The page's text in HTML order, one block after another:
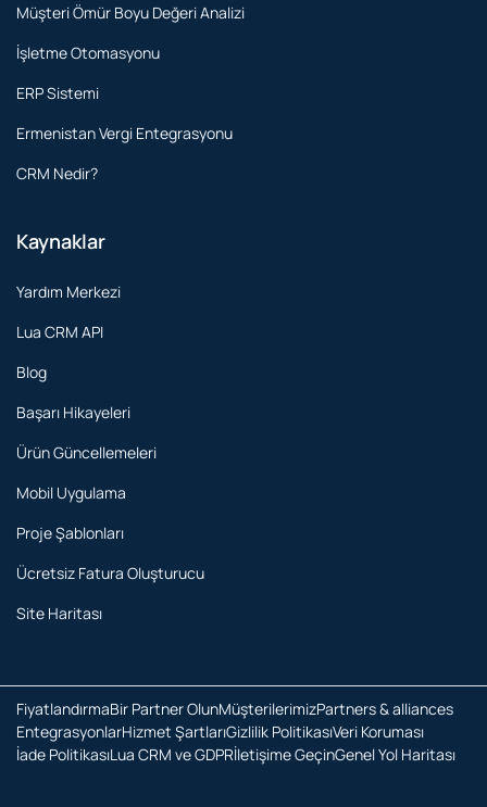
Müşteri Ömür Boyu Değeri Analizi
İşletme Otomasyonu
ERP Sistemi
Ermenistan Vergi Entegrasyonu
CRM Nedir?
Kaynaklar
Yardım Merkezi
Lua CRM API
Blog
Başarı Hikayeleri
Ürün Güncellemeleri
Mobil Uygulama
Proje Şablonları
Ücretsiz Fatura Oluşturucu
Site Haritası
FiyatlandırmaBir Partner OlunMüşterilerimizPartners & alliances
EntegrasyonlarHizmet ŞartlarıGizlilik PolitikasıVeri Koruması
İade PolitikasıLua CRM ve GDPRİletişime GeçinGenel Yol Haritası